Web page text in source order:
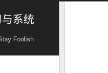
系统
Foolish